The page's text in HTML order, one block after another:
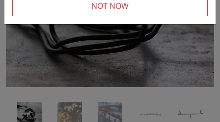
NOT NOW